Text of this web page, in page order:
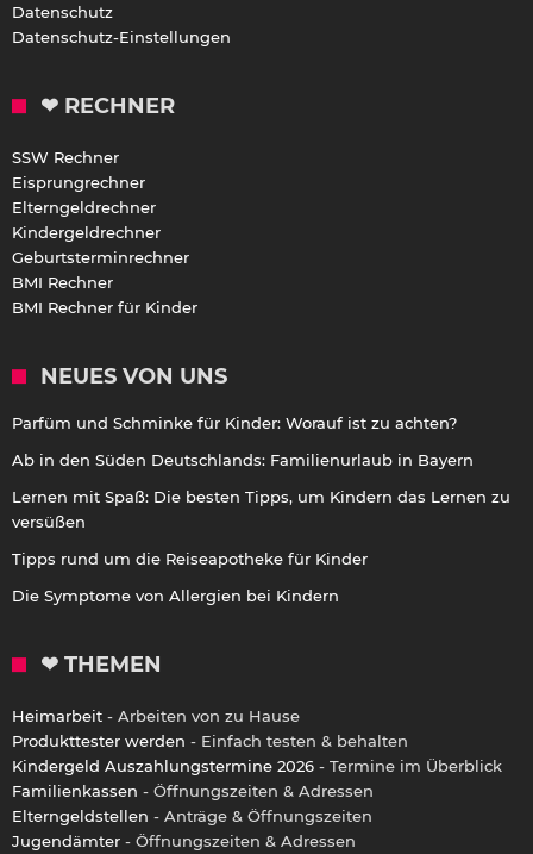
Datenschutz
Datenschutz-Einstellungen
❤ RECHNER
SSW Rechner
Eisprungrechner
Elterngeldrechner
Kindergeldrechner
Geburtsterminrechner
BMI Rechner
BMI Rechner für Kinder
NEUES VON UNS
Parfüm und Schminke für Kinder: Worauf ist zu achten?
Ab in den Süden Deutschlands: Familienurlaub in Bayern
Lernen mit Spaß: Die besten Tipps, um Kindern das Lernen zu
versüßen
Tipps rund um die Reiseapotheke für Kinder
Die Symptome von Allergien bei Kindern
❤ THEMEN
Heimarbeit - Arbeiten von zu Hause
Produkttester werden - Einfach testen & behalten
Kindergeld Auszahlungstermine 2026 - Termine im Überblick
Familienkassen - Öffnungszeiten & Adressen
Elterngeldstellen - Anträge & Öffnungszeiten
Jugendämter - Öffnungszeiten & Adressen